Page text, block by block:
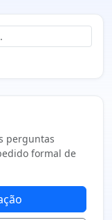
perguntas
formal de